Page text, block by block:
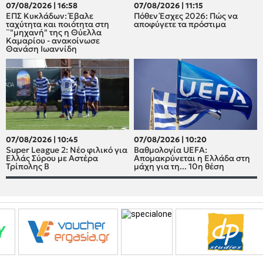
07/08/2026 | 16:58
ΕΠΣ Κυκλάδων: Έβαλε
ταχύτητα και ποιότητα στη
¨"μηχανή" της η Θύελλα
Καμαρίου - ανακοίνωσε
Θανάση Ιωαννίδη
07/08/2026 | 11:15
Πόθεν Έσχες 2026: Πώς να
αποφύγετε τα πρόστιμα
07/08/2026 | 10:45
Super League 2: Νέο φιλικό για
Ελλάς Σύρου με Αστέρα
Τρίπολης Β
07/08/2026 | 10:20
Βαθμολογία UEFA:
Απομακρύνεται η Ελλάδα στη
μάχη για τη... 10η θέση